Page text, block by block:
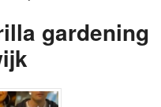
gardening